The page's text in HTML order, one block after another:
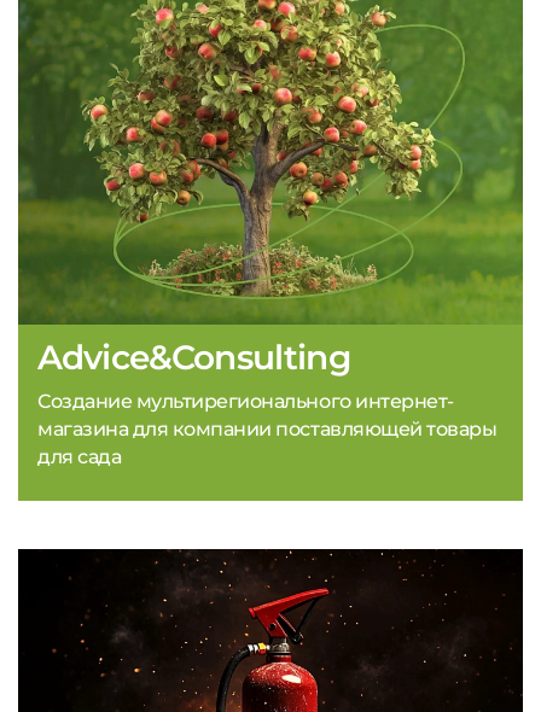
Advice&Consulting
Создание мультирегионального интернет-
магазина для компании поставляющей товары
для сада